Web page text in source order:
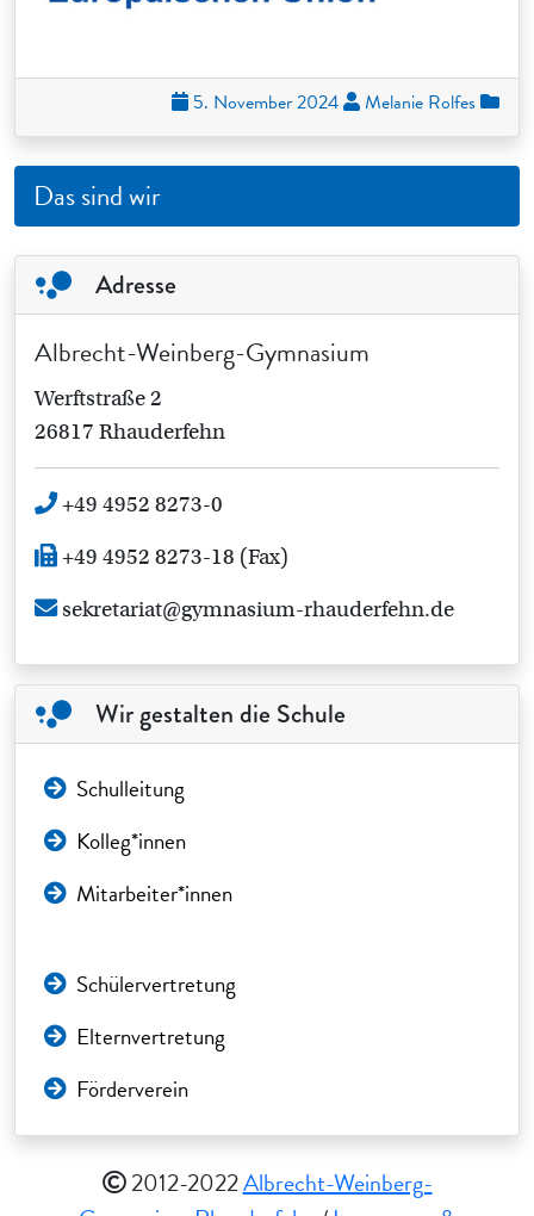
5. November 2024 Melanie Rolfes
Das sind wir
Adresse
Albrecht-Weinberg-Gymnasium
Werftstraße 2
26817 Rhauderfehn
+49 4952 8273-0
+49 4952 8273-18 (Fax)
sekretariat@gymnasium-rhauderfehn.de
Wir gestalten die Schule
Schulleitung
Kolleg*innen
Mitarbeiter*innen
Schülervertretung
Elternvertretung
Förderverein
2012-2022Albrecht-Weinberg-